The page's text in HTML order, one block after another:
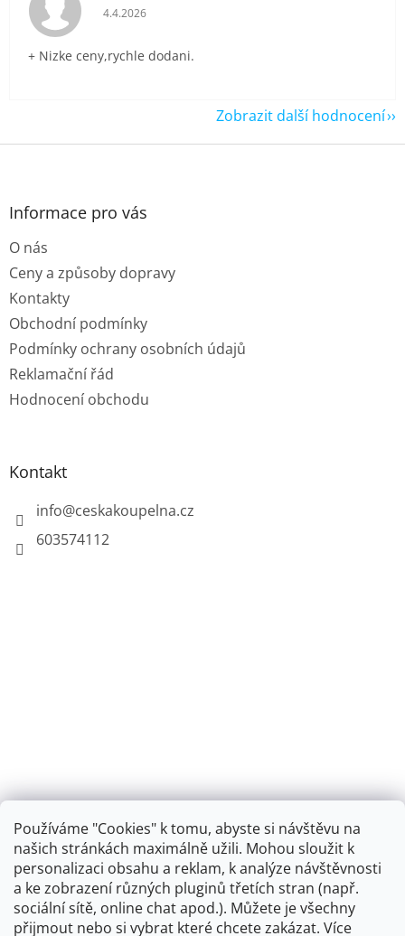
Používáme "Cookies" k tomu, abyste si návštěvu na
našich stránkách maximálně užili. Mohou sloužit k
personalizaci obsahu a reklam, k analýze návštěvnosti
a ke zobrazení různých pluginů třetích stran (např.
sociální sítě, online chat apod.). Můžete je všechny
přijmout nebo si vybrat které chcete zakázat. Více
Hodnocení obchodu je 5 z 5 hvězdiček.
4.4.2026
+ Nizke ceny,rychle dodani.
Zobrazit další hodnocení
Z
Informace pro vás
O nás
Ceny a způsoby dopravy
Kontakty
Obchodní podmínky
Podmínky ochrany osobních údajů
Reklamační řád
Hodnocení obchodu
Kontakt
info@ceskakoupelna.cz
603574112
Retro koupelna